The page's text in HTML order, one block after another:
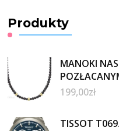
Produkty
MANOKI
199,00zł
TISSOT